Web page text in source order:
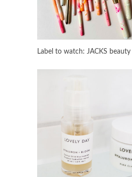
Label to watch: JACKS beauty